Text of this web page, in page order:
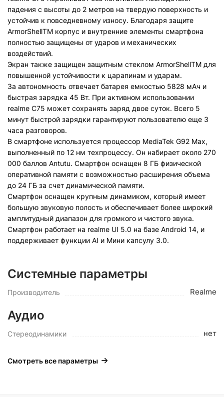
падения с высоты до 2 метров на твердую поверхность и
устойчив к повседневному износу. Благодаря защите
ArmorShellTM корпус и внутренние элементы смартфона
полностью защищены от ударов и механических
воздействий.
Экран также защищен защитным стеклом ArmorShellTM для
повышенной устойчивости к царапинам и ударам.
За автономность отвечает батарея емкостью 5828 мАч и
быстрая зарядка 45 Вт. При активном использовании
realme C75 может сохранять заряд двое суток. Всего 5
минут быстрой зарядки гарантируют пользователю еще 3
часа разговоров.
В смартфоне используется процессор MediaTek G92 Max,
выполненный по 12 нм техпроцессу. Он набирает около 270
000 баллов Antutu. Смартфон оснащен 8 ГБ физической
оперативной памяти c возможностью расширения объема
до 24 ГБ за счет динамической памяти.
Смартфон оснащен крупным динамиком, который имеет
большую звуковую полость и обеспечивает более широкий
амплитудный диапазон для громкого и чистого звука.
Смартфон работает на realme UI 5.0 на базе Android 14, и
поддерживает функции AI и Мини капсулу 3.0.
Системные параметры
Производитель Realme
Аудио
Стереодинамики нет
Смотреть все параметры